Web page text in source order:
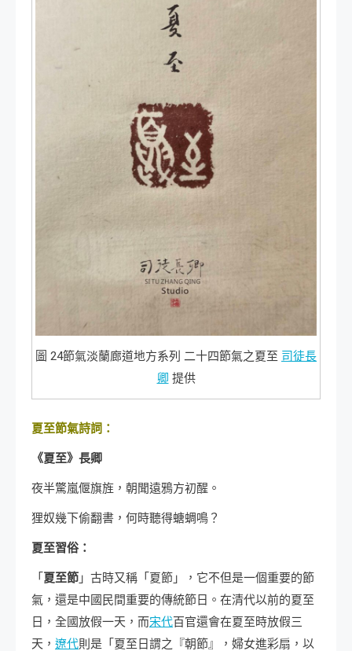
圖 24節氣淡蘭廊道地方系列 二十四節氣之夏至 司徒長
卿 提供
夏至節氣詩詞：
《夏至》長卿
夜半驚嵐偃旗旌，朝聞遠鴉方初醒。
狸奴幾下偷翻書，何時聽得螗蜩鳴？
夏至習俗：
「 夏至節 」古時又稱「夏節」，它不但是一個重要的節
氣，還是中國民間重要的傳統節日。在清代以前的夏至
日，全國放假一天，而宋代百官還會在夏至時放假三
天， 遼代則是「夏至日謂之『朝節』，婦女進彩扇，以